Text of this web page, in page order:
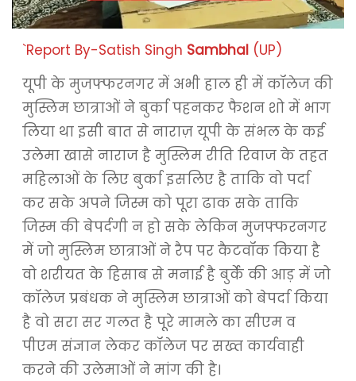
`Report By-Satish Singh Sambhal (UP)
यूपी के मुजफ्फरनगर में अभी हाल ही में कॉलेज की
मुस्लिम छात्राओं ने बुर्का पहनकर फैशन शो में भाग
लिया था इसी बात से नाराज़ यूपी के संभल के कई
उलेमा खासे नाराज है मुस्लिम रीति रिवाज के तहत
महिलाओं के लिए बुर्का इसलिए है ताकि वो पर्दा
कर सके अपने जिस्म को पूरा ढाक सके ताकि
जिस्म की बेपर्दगी न हो सके लेकिन मुजफ्फरनगर
में जो मुस्लिम छात्राओं ने रैप पर कैटवॉक किया है
वो शरीयत के हिसाब से मनाई है बुर्के की आड़ में जो
कॉलेज प्रबंधक ने मुस्लिम छात्राओं को बेपर्दा किया
है वो सरा सर गलत है पूरे मामले का सीएम व
पीएम संज्ञान लेकर कॉलेज पर सख्त कार्यवाही
करने की उलेमाओं ने मांग की है।